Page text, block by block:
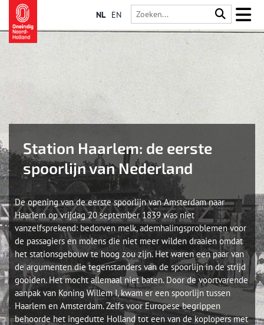
NL EN
Station Haarlem: de eerste
spoorlijn van Nederland
De opening van de eerste spoorlijn van Amsterdam naar
Haarlem op vrijdag 20 september 1839 was niet
vanzelfsprekend: bedorven melk, ademhalingsproblemen voor
de passagiers en molens die niet meer wilden draaien omdat
het stationsgebouw te hoog zou zijn. Het waren een paar van
de argumenten die tegenstanders van de spoorlijn in de strijd
gooiden. Het mocht allemaal niet baten. Door de voortvarende
aanpak van Koning Willem I, kwam er een spoorlijn tussen
Haarlem en Amsterdam. Zelfs voor Europese begrippen
behoorde het ingedutte Holland tot een van de koplopers met